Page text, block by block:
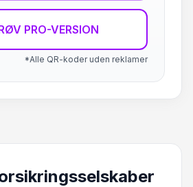
PRO-VERSION
*Alle QR-koder uden reklamer